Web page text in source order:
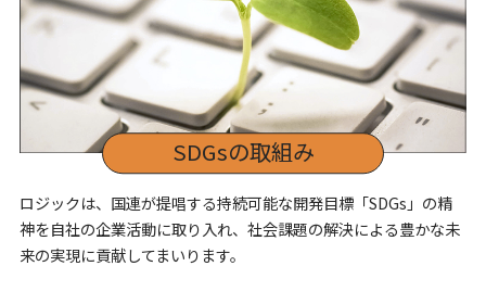
SDGsの取組み
ロジックは、国連が提唱する持続可能な開発目標「SDGs」の精
神を自社の企業活動に取り入れ、社会課題の解決による豊かな未
来の実現に貢献してまいります。